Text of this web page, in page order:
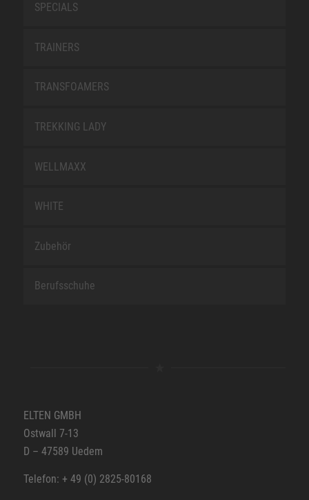
SPECIALS
TRAINERS
TRANSFOAMERS
TREKKING LADY
WELLMAXX
WHITE
Zubehör
Berufsschuhe
ELTEN GMBH
Ostwall 7-13
D – 47589 Uedem
Telefon: + 49 (0) 2825-80168